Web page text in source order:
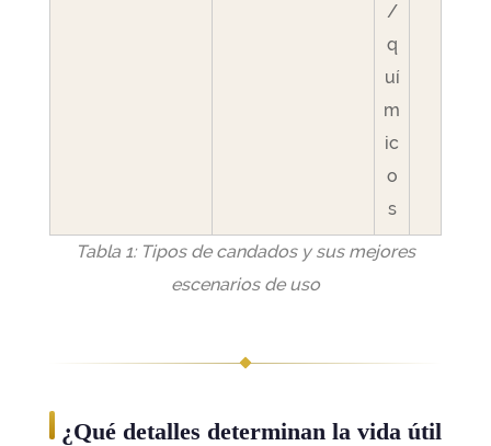
Tabla 1: Tipos de candados y sus mejores
escenarios de uso
/
q
uí
m
ic
o
s
¿Qué detalles determinan la vida útil